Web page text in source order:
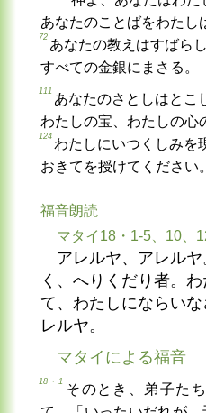
あなたのことばをわたし
72
あなたの教えはすばらし
すべての金銀にまさる。
111
あなたのさとしはとこ
わたしの宝、わたしの心
124
わたしにいつくしみを
おきてを授けてください。
福音朗読
マタイ18・1-5、10、
アレルヤ、アレル
く、へりくだり者。
て、わたしにならい
レルヤ。
マタイによる福音
18・1
そのとき、弟子た